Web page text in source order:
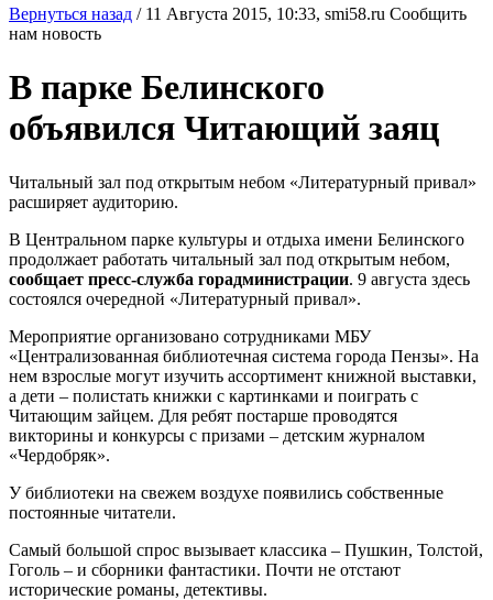
Вернуться назад / 11 Августа 2015, 10:33, smi58.ru Сообщить
нам новость
В парке Белинского
объявился Читающий заяц
Читальный зал под открытым небом «Литературный привал»
расширяет аудиторию.
В Центральном парке культуры и отдыха имени Белинского
продолжает работать читальный зал под открытым небом,
сообщает пресс-служба горадминистрации. 9 августа здесь
состоялся очередной «Литературный привал».
Мероприятие организовано сотрудниками МБУ
«Централизованная библиотечная система города Пензы». На
нем взрослые могут изучить ассортимент книжной выставки,
а дети – полистать книжки с картинками и поиграть с
Читающим зайцем. Для ребят постарше проводятся
викторины и конкурсы с призами – детским журналом
«Чердобряк».
У библиотеки на свежем воздухе появились собственные
постоянные читатели.
Самый большой спрос вызывает классика – Пушкин, Толстой,
Гоголь – и сборники фантастики. Почти не отстают
исторические романы, детективы.